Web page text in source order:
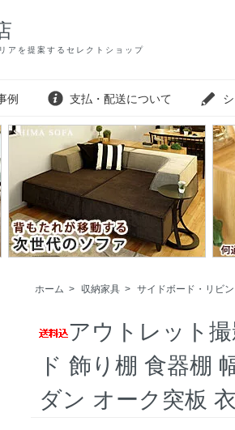
アを提案するセレクトショップ
例 支払・配送について
ホーム > 収納家具 > サイドボード・リビ
アウトレット
ド 飾り棚 食器棚
ダン オーク突板